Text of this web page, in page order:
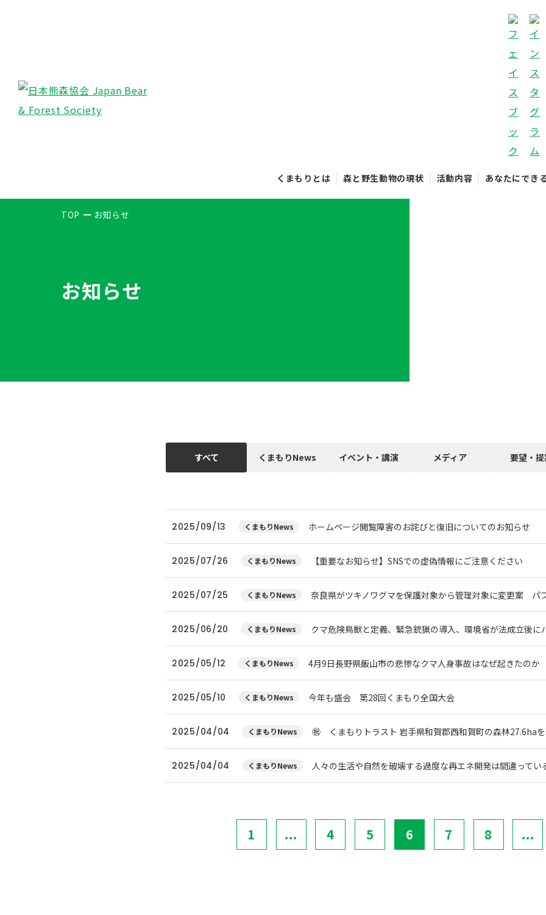
くまもりとは 森と野生動物の現状 活動内容 あなたにでき
TOP お知らせ
お知らせ
すべて くまもりNews イベント・講演 メディア 要望・
2025/09/13 くまもりNews ホームページ閲覧障害のお詫びと復旧についてのお知らせ
2025/07/26 くまもりNews 【重要なお知らせ】SNSでの虚偽情報にご注意ください
2025/07/25 くまもりNews 奈良県がツキノワグマを保護対象から管理対象に変更案 パ
2025/06/20 くまもりNews クマ危険鳥獣と定義、緊急銃猟の導入、環境省が法成立後に
2025/05/12 くまもりNews 4月9日長野県飯山市の悲惨なクマ人身事故はなぜ起きたのか
2025/05/10 くまもりNews 今年も盛会 第28回くまもり全国大会
2025/04/04 くまもりNews ㊗ くまもりトラスト 岩手県和賀郡西和賀町の森林27.6ha
2025/04/04 くまもりNews 人々の生活や自然を破壊する過度な再エネ開発は間違ってい
1 ... 4 5 6 7 8 ...